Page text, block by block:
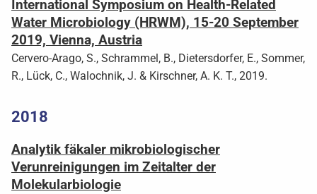
International Symposium on Health-Related
Water Microbiology (HRWM), 15-20 September
2019, Vienna, Austria
Cervero-Arago, S., Schrammel, B., Dietersdorfer, E., Sommer,
R., Lück, C., Walochnik, J. & Kirschner, A. K. T., 2019.
2018
Analytik fäkaler mikrobiologischer
Verunreinigungen im Zeitalter der
Molekularbiologie